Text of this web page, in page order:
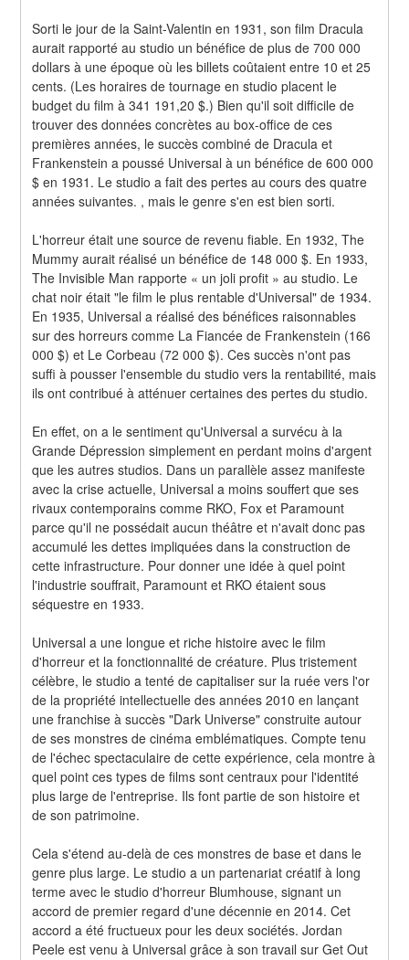
Sorti le jour de la Saint-Valentin en 1931, son film Dracula
aurait rapporté au studio un bénéfice de plus de 700 000
dollars à une époque où les billets coûtaient entre 10 et 25
cents. (Les horaires de tournage en studio placent le
budget du film à 341 191,20 $.) Bien qu'il soit difficile de
trouver des données concrètes au box-office de ces
premières années, le succès combiné de Dracula et
Frankenstein a poussé Universal à un bénéfice de 600 000
$ en 1931. Le studio a fait des pertes au cours des quatre
années suivantes. , mais le genre s'en est bien sorti.
L'horreur était une source de revenu fiable. En 1932, The
Mummy aurait réalisé un bénéfice de 148 000 $. En 1933,
The Invisible Man rapporte « un joli profit » au studio. Le
chat noir était "le film le plus rentable d'Universal" de 1934.
En 1935, Universal a réalisé des bénéfices raisonnables
sur des horreurs comme La Fiancée de Frankenstein (166
000 $) et Le Corbeau (72 000 $). Ces succès n'ont pas
suffi à pousser l'ensemble du studio vers la rentabilité, mais
ils ont contribué à atténuer certaines des pertes du studio.
En effet, on a le sentiment qu'Universal a survécu à la
Grande Dépression simplement en perdant moins d'argent
que les autres studios. Dans un parallèle assez manifeste
avec la crise actuelle, Universal a moins souffert que ses
rivaux contemporains comme RKO, Fox et Paramount
parce qu'il ne possédait aucun théâtre et n'avait donc pas
accumulé les dettes impliquées dans la construction de
cette infrastructure. Pour donner une idée à quel point
l'industrie souffrait, Paramount et RKO étaient sous
séquestre en 1933.
Universal a une longue et riche histoire avec le film
d'horreur et la fonctionnalité de créature. Plus tristement
célèbre, le studio a tenté de capitaliser sur la ruée vers l'or
de la propriété intellectuelle des années 2010 en lançant
une franchise à succès "Dark Universe" construite autour
de ses monstres de cinéma emblématiques. Compte tenu
de l'échec spectaculaire de cette expérience, cela montre à
quel point ces types de films sont centraux pour l'identité
plus large de l'entreprise. Ils font partie de son histoire et
de son patrimoine.
Cela s'étend au-delà de ces monstres de base et dans le
genre plus large. Le studio a un partenariat créatif à long
terme avec le studio d'horreur Blumhouse, signant un
accord de premier regard d'une décennie en 2014. Cet
accord a été fructueux pour les deux sociétés. Jordan
Peele est venu à Universal grâce à son travail sur Get Out